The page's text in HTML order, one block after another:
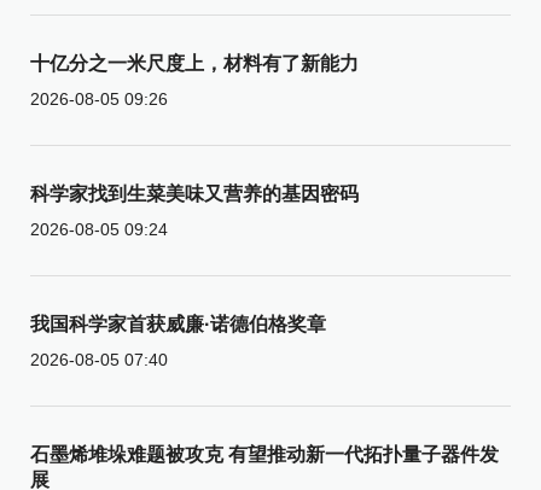
十亿分之一米尺度上，材料有了新能力
2026-08-05 09:26
科学家找到生菜美味又营养的基因密码
2026-08-05 09:24
我国科学家首获威廉·诺德伯格奖章
2026-08-05 07:40
石墨烯堆垛难题被攻克 有望推动新一代拓扑量子器件发
展